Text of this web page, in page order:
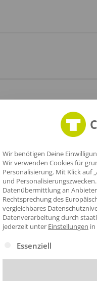
Wir benötigen Deine
Wir verwenden Cookies für
Personalisierung. Mit Klick auf
und
Datenübermittlung an
Rechtsprechung des
vergleichbares
Datenverarbeitung durch
jederzeit unter Einstellungen
Es folgt eine Liste der
Essenziell